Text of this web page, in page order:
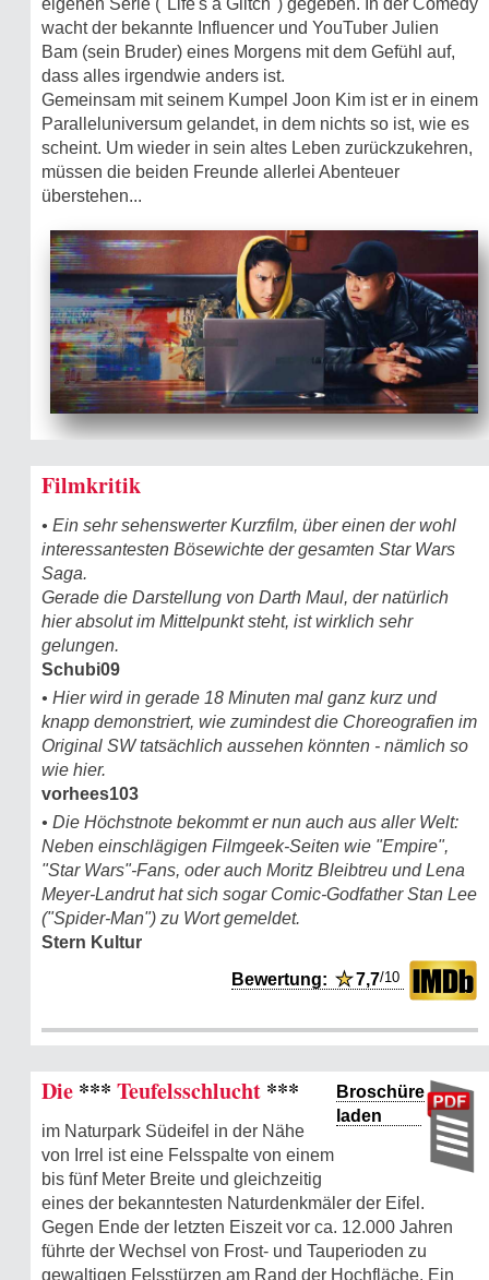
wacht der bekannte Influencer und YouTuber Julien
Bam (sein Bruder) eines Morgens mit dem Gefühl auf,
dass alles irgendwie anders ist.
Gemeinsam mit seinem Kumpel Joon Kim ist er in einem
Paralleluniversum gelandet, in dem nichts so ist, wie es
scheint. Um wieder in sein altes Leben zurückzukehren,
müssen die beiden Freunde allerlei Abenteuer
überstehen...
Filmkritik
• Ein sehr sehenswerter Kurzfilm, über einen der wohl
interessantesten Bösewichte der gesamten Star Wars
Saga.
Gerade die Darstellung von Darth Maul, der natürlich
hier absolut im Mittelpunkt steht, ist wirklich sehr
gelungen.
Schubi09
• Hier wird in gerade 18 Minuten mal ganz kurz und
knapp demonstriert, wie zumindest die Choreografien im
Original SW tatsächlich aussehen könnten - nämlich so
wie hier.
vorhees103
• Die Höchstnote bekommt er nun auch aus aller Welt:
Neben einschlägigen Filmgeek-Seiten wie "Empire",
"Star Wars"-Fans, oder auch Moritz Bleibtreu und Lena
Meyer-Landrut hat sich sogar Comic-Godfather Stan Lee
("Spider-Man") zu Wort gemeldet.
Stern Kultur
Bewertung:★7,7/10
Broschüre
laden
Die *** Teufelsschlucht ***
im Naturpark Südeifel in der Nähe
von Irrel ist eine Felsspalte von einem
bis fünf Meter Breite und gleichzeitig
eines der bekanntesten Naturdenkmäler der Eifel.
Gegen Ende der letzten Eiszeit vor ca. 12.000 Jahren
führte der Wechsel von Frost- und Tauperioden zu
gewaltigen Felsstürzen am Rand der Hochfläche. Ein